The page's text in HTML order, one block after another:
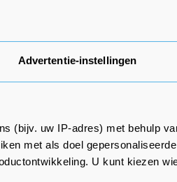
Advertentie-instellingen
(bijv. uw IP-adres) met behulp
met als doel
U kunt kiezen